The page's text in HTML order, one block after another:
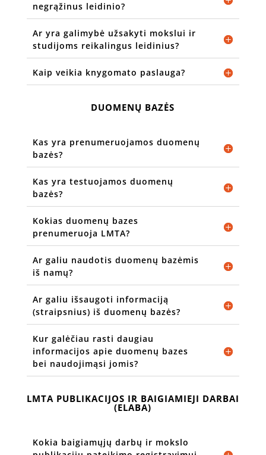
negrąžinus leidinio?
Ar yra galimybė užsakyti mokslui ir
studijoms reikalingus leidinius?
Kaip veikia knygomato paslauga?
DUOMENŲ BAZĖS
Kas yra prenumeruojamos duomenų
bazės?
Kas yra testuojamos duomenų
bazės?
Kokias duomenų bazes
prenumeruoja LMTA?
Ar galiu naudotis duomenų bazėmis
iš namų?
Ar galiu išsaugoti informaciją
(straipsnius) iš duomenų bazės?
Kur galėčiau rasti daugiau
informacijos apie duomenų bazes
bei naudojimąsi jomis?
LMTA PUBLIKACIJOS IR BAIGIAMIEJI DARBAI
(ELABA)
Kokia baigiamųjų darbų ir mokslo